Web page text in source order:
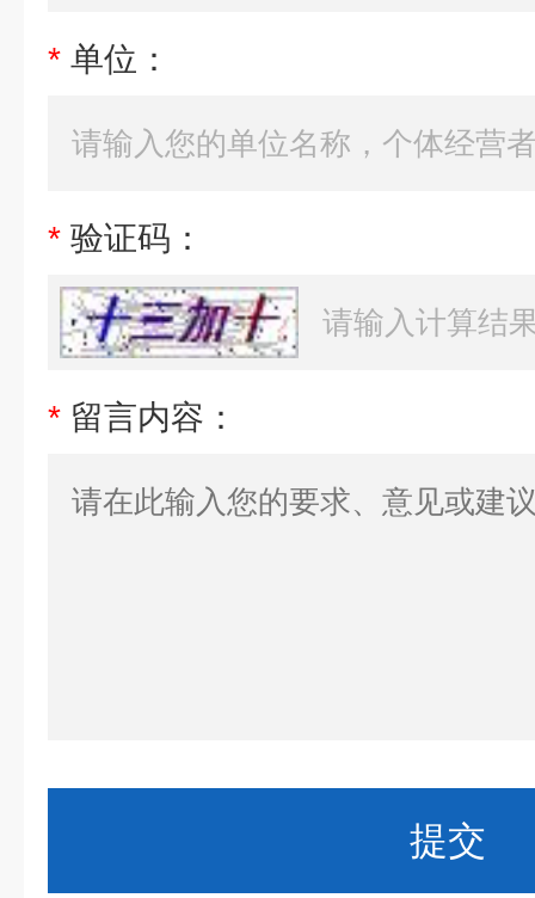
* 单位：
* 验证码：
* 留言内容：